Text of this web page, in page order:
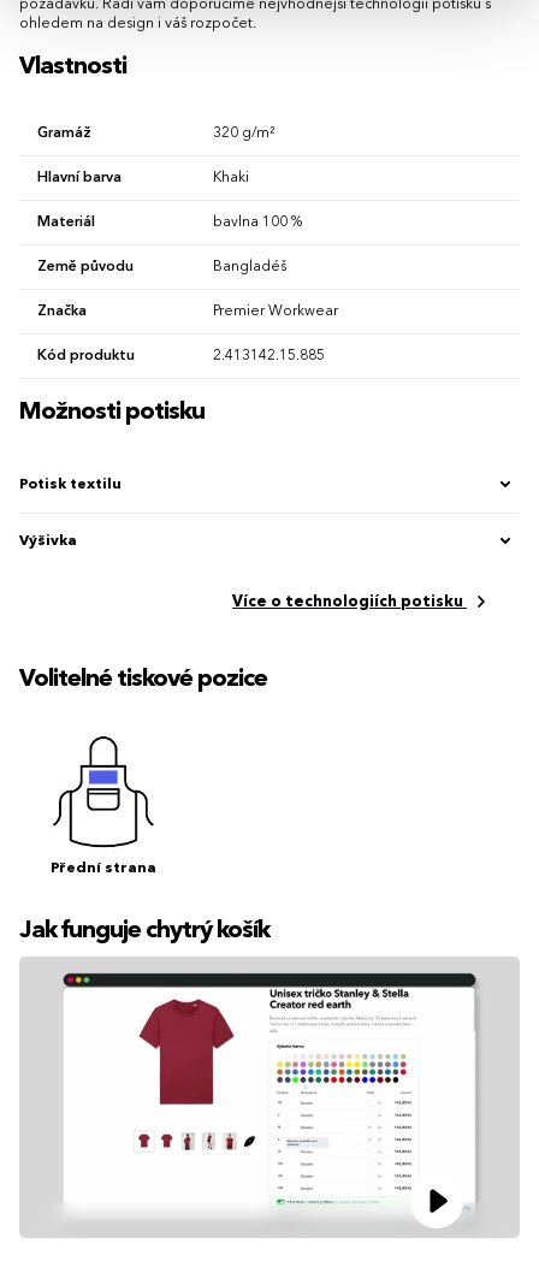
požadavků. Rádi vám doporučíme nejvhodnější technologii potisku s
ohledem na design i váš rozpočet.
Vlastnosti
Gramáž 320 g/m²
Hlavní barva Khaki
Materiál bavlna 100 %
Země původu Bangladéš
Značka Premier Workwear
Kód produktu 2.413142.15.885
Možnosti potisku
Potisk textilu
Výšivka
Více o technologiích potisku
Volitelné tiskové pozice
Přední strana
Jak funguje chytrý košík